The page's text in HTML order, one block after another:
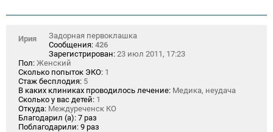
Ирия
Задорная первоклашка
Сообщения: 426
Зарегистрирован: 23 июл 2011, 17:23
Пол: Женский
Сколько попыток ЭКО: 1
Стаж бесплодия: 5
В каких клиниках проводилось лечение: Медика, неудача
Сколько у вас детей: 1
Откуда: Междуреченск КО
Благодарил (а): 7 раз
Поблагодарили: 9 раз